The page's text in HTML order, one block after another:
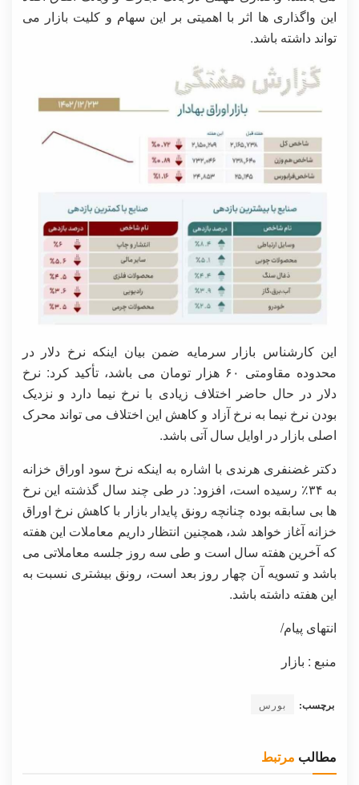
این واگذاری ها اثر با اهمیتی بر این سهام و کلیت بازار می
تواند داشته باشد.
این کارشناس بازار سرمایه ضمن بیان اینکه نرخ دلار در
محدوده مقاومتی ۶۰ هزار تومان می باشد، تأکید کرد: نرخ
دلار در حال حاضر اختلاف زیادی با نرخ نیما دارد و نزدیک
بودن نرخ نیما به نرخ آزاد و کاهش این اختلاف می تواند محرک
اصلی بازار در اوایل سال آتی باشد.
دکتر غضنفری هرندی با اشاره به اینکه نرخ سود اوراق خزانه
به ۳۴٪ رسیده است، افزود: در طی چند سال گذشته این نرخ
ها بی سابقه بوده چنانچه رونق پایدار بازار با کاهش نرخ اوراق
خزانه آغاز خواهد شد، همچنین انتظار داریم معاملات این هفته
که آخرین هفته سال است و طی سه روز جلسه معاملاتی می
باشد و تسویه آن چهار روز بعد است، رونق بیشتری نسبت به
این هفته داشته باشد.
انتهای پیام/
منبع : بازار
برچسب: بورس
مطالب مرتبط